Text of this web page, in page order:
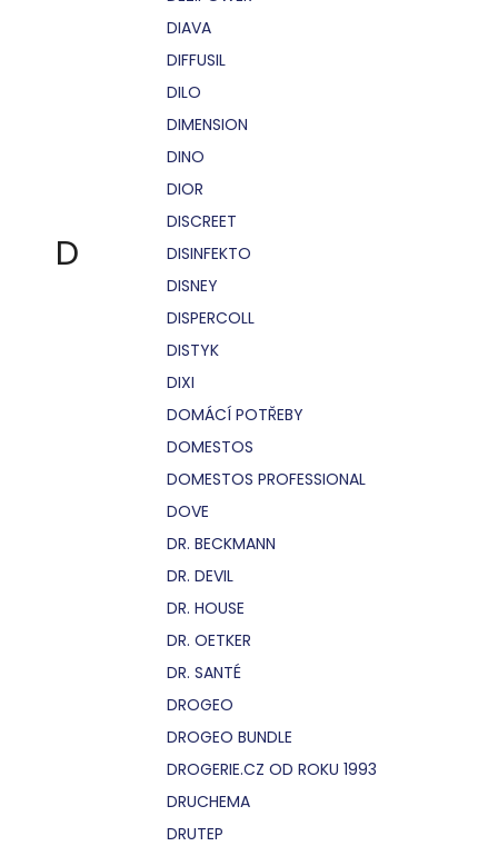
D
DIAVA
DIFFUSIL
DILO
DIMENSION
DINO
DIOR
DISCREET
DISINFEKTO
DISNEY
DISPERCOLL
DISTYK
DIXI
DOMÁCÍ POTŘEBY
DOMESTOS
DOMESTOS PROFESSIONAL
DOVE
DR. BECKMANN
DR. DEVIL
DR. HOUSE
DR. OETKER
DR. SANTÉ
DROGEO
DROGEO BUNDLE
DROGERIE.CZ OD ROKU 1993
DRUCHEMA
DRUTEP